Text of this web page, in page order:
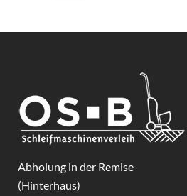
Abholung in der Remise
(Hinterhaus)